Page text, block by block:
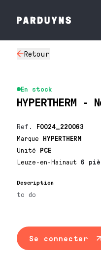
Retour
En stock
HYPERTHERM -
Ref. F0024_220063
Marque HYPERTHERM
Unité PCE
Leuze-en-Hainaut6
Description
to do
Se connecter